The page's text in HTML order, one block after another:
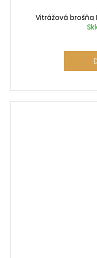
Vitrážová